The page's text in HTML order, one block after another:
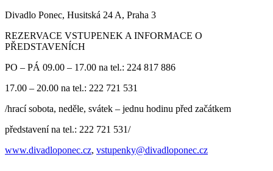
Divadlo Ponec, Husitská 24 A, Praha 3
REZERVACE VSTUPENEK A INFORMACE O
PŘEDSTAVENÍCH
PO – PÁ 09.00 – 17.00 na tel.: 224 817 886
17.00 – 20.00 na tel.: 222 721 531
/hrací sobota, neděle, svátek – jednu hodinu před začátkem
představení na tel.: 222 721 531/
www.divadloponec.cz, vstupenky@divadloponec.cz